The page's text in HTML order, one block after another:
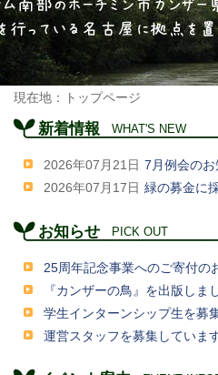
現在地：トップページ
新着情報 WHAT'S NEW
2026年07月21日 7月例会の
2026年07月17日 緑の募金に
お知らせ PICK OUT
25周年記念事業へのご寄付の
『カンザーの鳥』を出版しま
学生インターンシップ生を募
運営スタッフを募集していま